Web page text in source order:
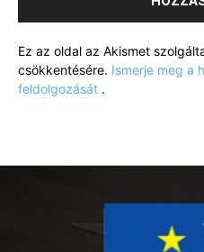
Ez az oldal az Akismet
csökkentésére. Ismerje meg a
feldolgozását .